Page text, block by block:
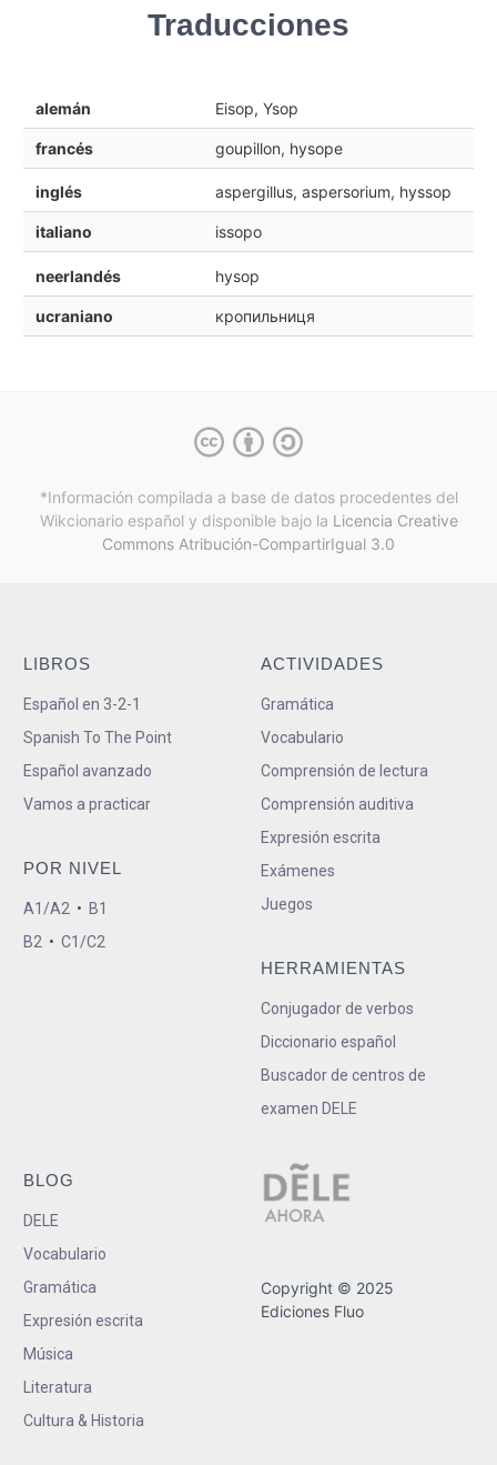
Traducciones
alemán Eisop, Ysop
francés goupillon, hysope
inglés aspergillus, aspersorium, hyssop
italiano issopo
neerlandés hysop
ucraniano кропильниця
*Información compilada a base de datos procedentes del
Wikcionario español y disponible bajo la Licencia Creative
Commons Atribución-CompartirIgual 3.0
LIBROS
Español en 3-2-1
Spanish To The Point
Español avanzado
Vamos a practicar
POR NIVEL
A1/A2 • B1
B2 • C1/C2
ACTIVIDADES
Gramática
Vocabulario
Comprensión de lectura
Comprensión auditiva
Expresión escrita
Exámenes
Juegos
HERRAMIENTAS
Conjugador de verbos
Diccionario español
Buscador de centros de
examen DELE
BLOG
DELE
Vocabulario
Gramática
Expresión escrita
Música
Literatura
Cultura & Historia
Copyright © 2025
Ediciones Fluo